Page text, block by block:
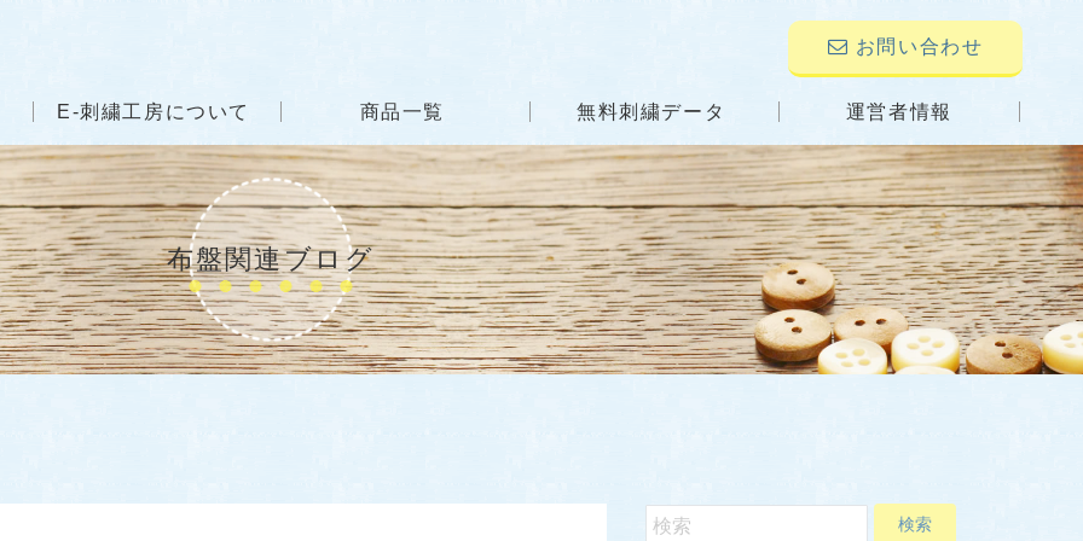
お問い合わせ
E-刺繍工房について 商品一覧 無料刺繍データ 運営者情報
布盤関連ブログ